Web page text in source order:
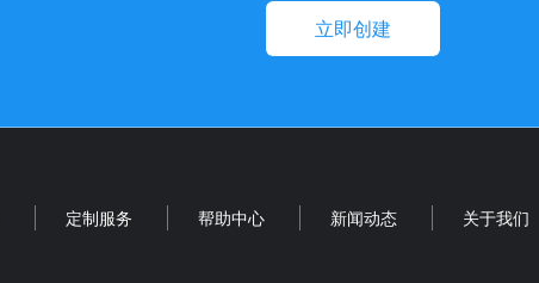
立即创建
定制服务 帮助中心 新闻动态
关于我们